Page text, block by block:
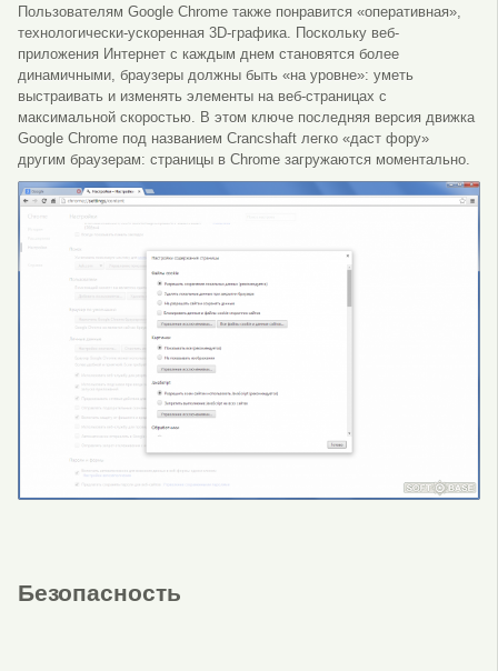
Пользователям Google Chrome также понравится «оперативная»,
технологически-ускоренная 3D-графика. Поскольку веб-
приложения Интернет с каждым днем становятся более
динамичными, браузеры должны быть «на уровне»: уметь
выстраивать и изменять элементы на веб-страницах с
максимальной скоростью. В этом ключе последняя версия движка
Google Chrome под названием Crancshaft легко «даст фору»
другим браузерам: страницы в Chrome загружаются моментально.
Безопасность